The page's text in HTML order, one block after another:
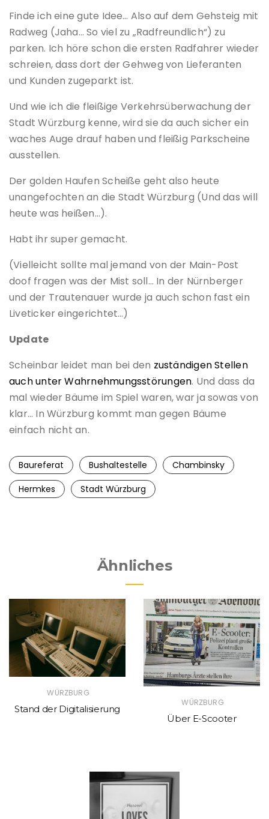
Finde ich eine gute Idee… Also auf dem Gehsteig mit
Radweg (Jaha… So viel zu „Radfreundlich“) zu
parken. Ich höre schon die ersten Radfahrer wieder
schreien, dass dort der Gehweg von Lieferanten
und Kunden zugeparkt ist.
Und wie ich die fleißige Verkehrsüberwachung der
Stadt Würzburg kenne, wird sie da auch sicher ein
waches Auge drauf haben und fleißig Parkscheine
ausstellen.
Der golden Haufen Scheiße geht also heute
unangefochten an die Stadt Würzburg (Und das will
heute was heißen…).
Habt ihr super gemacht.
(Vielleicht sollte mal jemand von der Main-Post
doof fragen was der Mist soll… In der Nürnberger
und der Trautenauer wurde ja auch schon fast ein
Liveticker eingerichtet…)
Update
Scheinbar leidet man bei den zuständigen Stellen
auch unter Wahrnehmungsstörungen. Und dass da
mal wieder Bäume im Spiel waren, war ja sowas von
klar… In Würzburg kommt man gegen Bäume
einfach nicht an.
Baureferat Bushaltestelle
Chambinsky
Hermkes
Stadt Würzburg
Ähnliches
WÜRZBURG
Stand der Digitalisierung
WÜRZBURG
Über E-Scooter